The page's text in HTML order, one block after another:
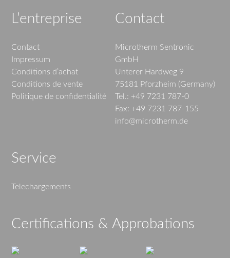
L’entreprise
Contact
Impressum
Conditions d’achat
Conditions de vente
Politique de confidentialité
Contact
Microtherm Sentronic
GmbH
Unterer Hardweg 9
75181 Pforzheim (Germany)
Tel.: +49 7231 787-0
Fax: +49 7231 787-155
info@microtherm.de
Service
Telechargements
Certifications & Approbations